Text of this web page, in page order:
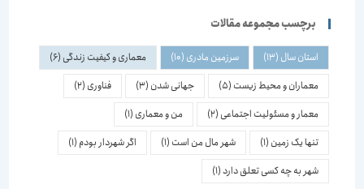
برچسب مجموعه مقالات
استان سال(13) سرزمین مادری(10) معماری و کیفیت زندگی(6)
معماران و محیط زیست(5) جهانی شدن(3) فناوری(2)
معمار و مسئولیت اجتماعی(2) من و معماری(1)
تنها یک زمین(1) شهر مال من است(1) اگر شهردار بودم(1)
شهر به چه کسی تعلق دارد(1)